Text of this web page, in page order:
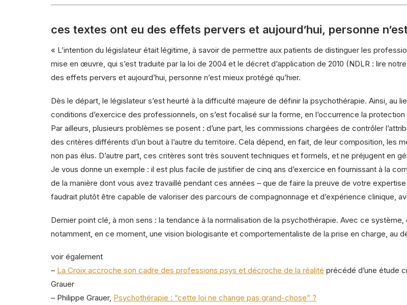
ces textes ont eu des effets pervers et aujourd’hui, personne
« L’intention du législateur était légitime, à savoir de permettre aux patients de distinguer les
mise en œuvre, qui s’est traduite par la loi de 2004 et le décret d’application de 2010 (NDLR : lire
des effets pervers et aujourd’hui, personne n’est mieux protégé qu’hier.
Dès le départ, le législateur s’est heurté à la difficulté majeure de définir la psychothérapie. Ainsi, au
conditions d’exercice des professionnels, on s’est focalisé sur la forme, en l’occurrence la
Par ailleurs, plusieurs problèmes se posent : d’une part, les commissions chargées de contrôler
des critères différents d’un bout à l’autre du territoire. Cela dépend, en fait, de leur composition, les
non pas élus. D’autre part, ces critères sont très souvent techniques et formels, et ne préjugent en
Je vous donne un exemple : il est plus facile de justifier de cinq ans d’exercice en fournissant à la
de la manière dont vous avez travaillé pendant ces années – que de faire la preuve de votre expertise
faudrait plutôt être capable de valoriser des parcours de compagnonnage et d’expérience clinique,
Dernier point clé, à mon sens : la tendance à la normalisation de la psychothérapie. Avec ce
notamment, en ce moment, une vision biologisante et comportementaliste de la prise en charge, au
voir également
– La Croix accroche son cadre des professions psys et décroche de la réalité précédé d’une étude
Grauer
– Philippe Grauer, Psychothérapie : “cette loi ne change pas grand-chose” ?